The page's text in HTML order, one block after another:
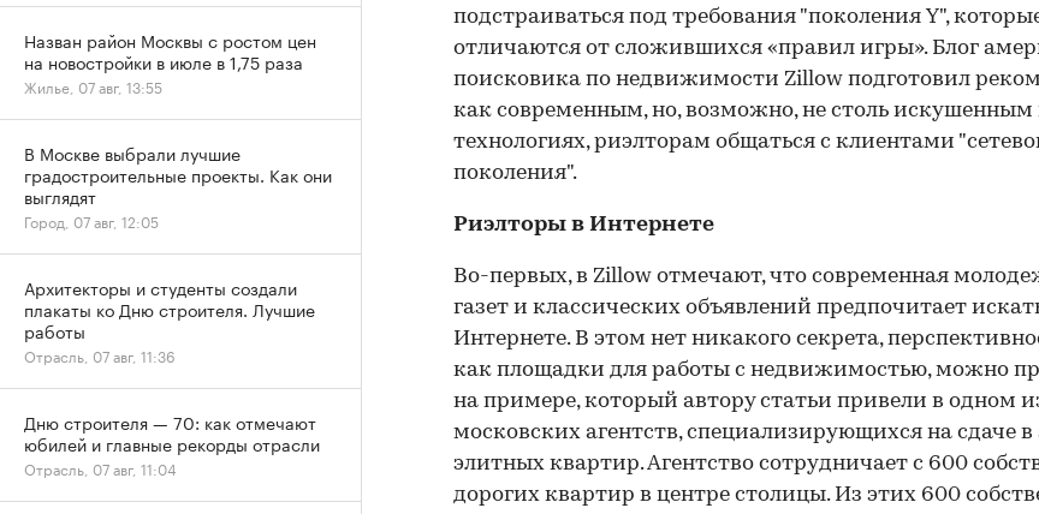
подстраиваться под требования "поколения Y",
отличаются от сложившихся «правил игры». Блог
поисковика по недвижимости Zillow подготовил
как современным, но, возможно, не столь
технологиях, риэлторам общаться с клиентами
поколения".
Риэлторы в Интернете
Во-первых, в Zillow отмечают, что современная
газет и классических объявлений предпочитает
Интернете. В этом нет никакого секрета,
как площадки для работы с недвижимостью, можно
на примере, который автору статьи привели в одном
московских агентств, специализирующихся на сдаче в
элитных квартир. Агентство сотрудничает с 600
дорогих квартир в центре столицы. Из этих 600
Назван район Москвы с ростом цен
на новостройки в июле в 1,75 раза
Жилье, 07 авг, 13:55
В Москве выбрали лучшие
градостроительные проекты. Как они
выглядят
Город, 07 авг, 12:05
Архитекторы и студенты создали
плакаты ко Дню строителя. Лучшие
работы
Отрасль, 07 авг, 11:36
Дню строителя — 70: как отмечают
юбилей и главные рекорды отрасли
Отрасль, 07 авг, 11:04